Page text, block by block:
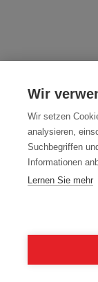
Akku-
Artikelnummer:
80,00€
96,00 € inkl. Mwst
80,00 € / Stk.
Wir
Wir setzen
analysieren,
Suchbegriffen
Informationen
Lernen Sie mehr